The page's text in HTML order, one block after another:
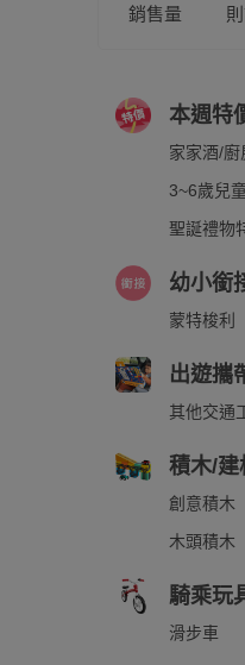
銷售量
本週特
家家酒/廚
3~6歲兒
聖誕禮物
幼小銜
蒙特梭利
出遊攜
其他交通
積木/建
創意積木
木頭積木
騎乘玩
滑步車